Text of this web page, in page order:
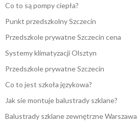
Co to są pompy ciepła?
Punkt przedszkolny Szczecin
Przedszkole prywatne Szczecin cena
Systemy klimatyzacji Olsztyn
Przedszkole prywatne Szczecin
Co to jest szkoła językowa?
Jak sie montuje balustrady szklane?
Balustrady szklane zewnętrzne Warszawa